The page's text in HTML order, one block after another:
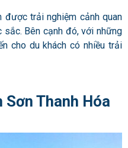
được trải nghiệm cảnh quan
Bên cạnh đó, với những
cho du khách có nhiều trải
Sơn Thanh Hóa